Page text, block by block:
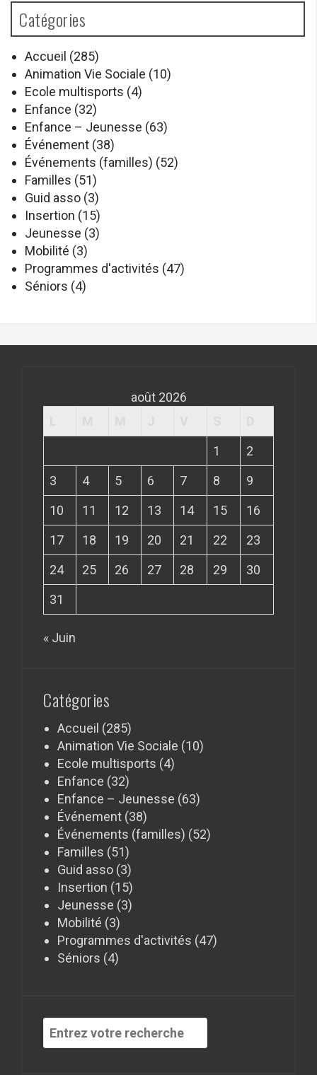
Catégories
Accueil (285)
Animation Vie Sociale (10)
Ecole multisports (4)
Enfance (32)
Enfance – Jeunesse (63)
Événement (38)
Événements (familles) (52)
Familles (51)
Guid asso (3)
Insertion (15)
Jeunesse (3)
Mobilité (3)
Programmes d'activités (47)
Séniors (4)
août 2026
1
2
3
4 5 6 7 8
9
10
11 12 13 14 15
16
17
18 19 20 21 22
23
24
25 26 27 28 29
30
31
« Juin
Catégories
Accueil (285)
Animation Vie Sociale (10)
Ecole multisports (4)
Enfance (32)
Enfance – Jeunesse (63)
Événement (38)
Événements (familles) (52)
Familles (51)
Guid asso (3)
Insertion (15)
Jeunesse (3)
Mobilité (3)
Programmes d'activités (47)
Séniors (4)
Recherche
pour